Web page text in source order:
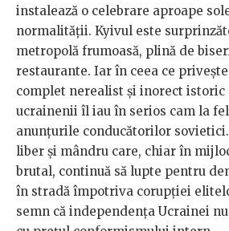
instalează o celebrare aproape
normalității. Kyivul este
metropolă frumoasă, plină de
restaurante. Iar în ceea ce
complet nerealist și inorect istoric
ucrainenii îl iau în serios cam la
anunțurile conducătorilor
liber și mândru care, chiar în
brutal, continuă să lupte pentru
în stradă împotriva corupției
semn că independența Ucrainei